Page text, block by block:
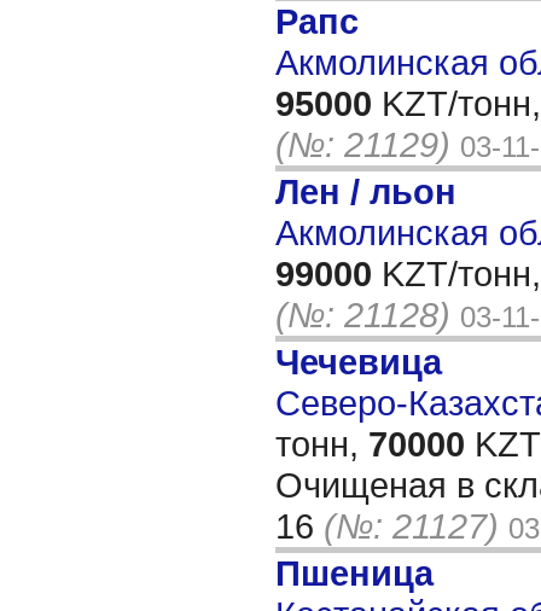
Рапс
Акмолинская
95000 KZT/тонн,
(№: 21129) 03-
Лен / льон
Акмолинская
99000 KZT/тонн,
(№: 21128) 03-
Чечевица
Северо-
тонн, 70000
Очищеная в
16 (№: 21127)
Пшеница